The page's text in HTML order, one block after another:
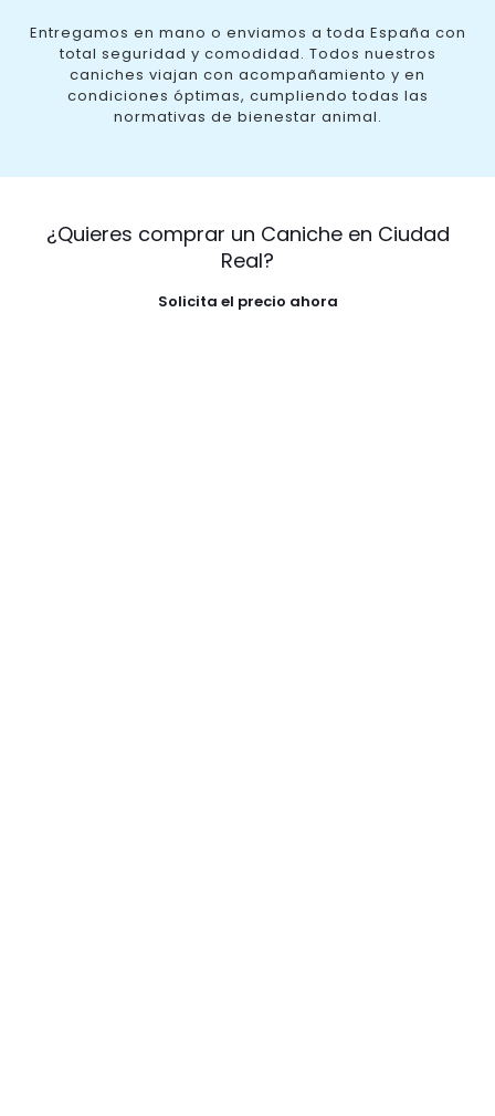
Entregamos en mano o enviamos a toda España con
total seguridad y comodidad. Todos nuestros
caniches viajan con acompañamiento y en
condiciones óptimas, cumpliendo todas las
normativas de bienestar animal.
¿Quieres comprar un Caniche en Ciudad
Real?
Solicita el precio ahora